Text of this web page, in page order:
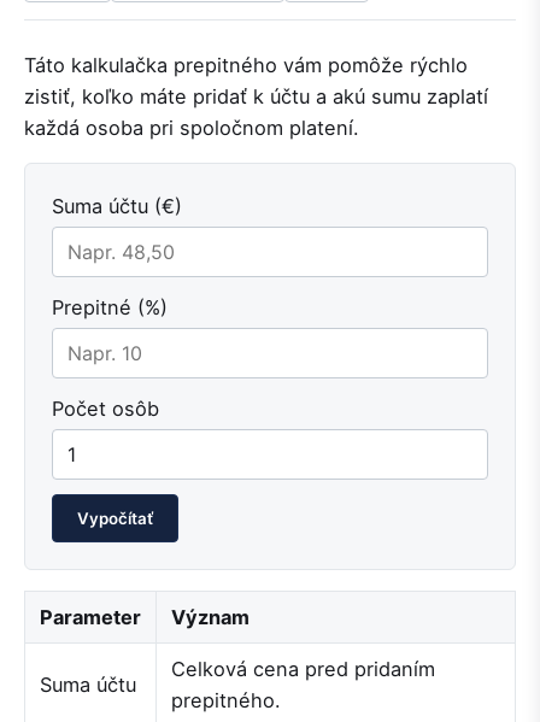
Táto kalkulačka prepitného vám pomôže rýchlo
zistiť, koľko máte pridať k účtu a akú sumu zaplatí
každá osoba pri spoločnom platení.
Suma účtu (€)
Prepitné (%)
Počet osôb
Vypočítať
Parameter Význam
Suma účtu
Celková cena pred pridaním
prepitného.